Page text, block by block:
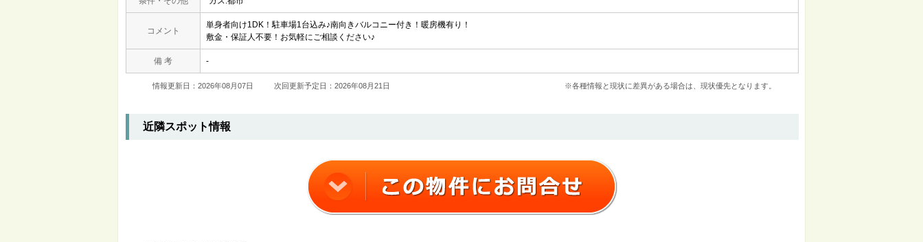
コメント
単身者向け1DK！駐車場1台込み♪南向きバルコニー付き！暖房機有り！
敷金・保証人不要！お気軽にご相談ください♪
備 考 -
情報更新日：2026年08月07日 次回更新予定日：2026年08月21日 ※各種情報と現状に差異がある場合は、現状優先となります。
近隣スポット情報